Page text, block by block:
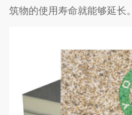
筑物的使用寿命就能够延长。